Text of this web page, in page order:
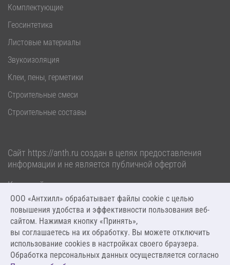
Комплектующие
Геосинтетика
Листовые материалы
Звукоизоляция
Клеи, пены, герметики
Строительные смеси
Строительные составы
Сайт https://anth.ru создан в целях предоставления
информации и не является публичной офертой
Карта сайта
Политика обработки персональных данных
2026 ООО «Антхилл». Все права защищены.
Разработка и сопровождение отAW-CODE
Дизайн от ANT
ООО «Антхилл» обрабатывает файлы cookie c целью
повышения удобства и эффективности пользования веб-
сайтом. Нажимая кнопку «Принять»,
вы соглашаетесь на их обработку. Вы можете отключить
использование cookies в настройках своего браузера.
Обработка персональных данных осуществляется согласно